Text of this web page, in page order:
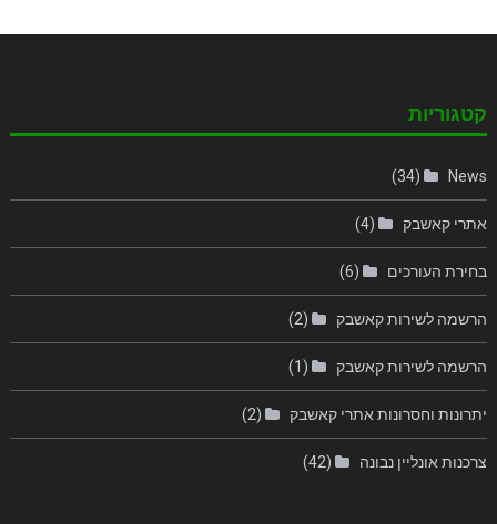
קטגוריות
News
(34)
אתרי קאשבק (4)
בחירת העורכים (6)
הרשמה לשירות קאשבק (2)
הרשמה לשירות קאשבק (1)
יתרונות וחסרונות אתרי קאשבק (2)
צרכנות אונליין נבונה (42)